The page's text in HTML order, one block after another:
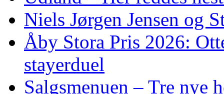
Niels Jørgen Jensen og
Åby Stora Pris 2026:
stayerduel
Salgsmenuen – Tre nye